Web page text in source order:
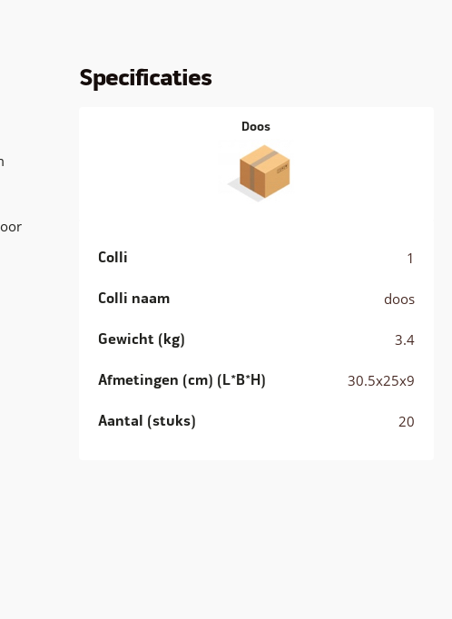
Specificaties
Doos
Colli 1
Colli naam doos
Gewicht (kg) 3.4
Afmetingen (cm) (L*B*H) 30.5x25x9
Aantal (stuks) 20